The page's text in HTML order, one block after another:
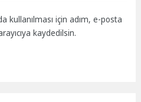
kullanılması için adım, e-posta
kaydedilsin.